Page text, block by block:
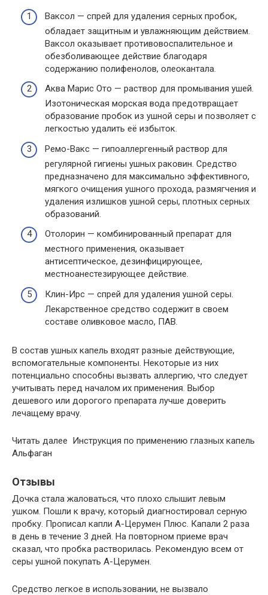
Ваксол — спрей для удаления серных пробок,
обладает защитным и увлажняющим действием.
Ваксол оказывает противовоспалительное и
обезболивающее действие благодаря
содержанию полифенолов, олеокантала.
Аква Марис Ото — раствор для промывания ушей.
Изотоническая морская вода предотвращает
образование пробок из ушной серы и позволяет с
легкостью удалить её избыток.
Ремо-Вакс — гипоаллергенный раствор для
регулярной гигиены ушных раковин. Средство
предназначено для максимально эффективного,
мягкого очищения ушного прохода, размягчения и
удаления излишков ушной серы, плотных серных
образований.
Отолорин — комбинированный препарат для
местного применения, оказывает
антисептическое, дезинфицирующее,
местноанестезирующее действие.
Клин-Ирс — спрей для удаления ушной серы.
Лекарственное средство содержит в своем
составе оливковое масло, ПАВ.
В состав ушных капель входят разные действующие,
вспомогательные компоненты. Некоторые из них
потенциально способны вызвать аллергию, что следует
учитывать перед началом их применения. Выбор
дешевого или дорогого препарата лучше доверить
лечащему врачу.
Читать далее Инструкция по применению глазных капель
Альфаган
Отзывы
Дочка стала жаловаться, что плохо слышит левым
ушком. Пошли к врачу, который диагностировал серную
пробку. Прописал капли А-Церумен Плюс. Капали 2 раза
в день в течение 3 дней. На повторном приеме врач
сказал, что пробка растворилась. Рекомендую всем от
серы ушной покупать А-Церумен.
Средство легкое в использовании, не вызвало